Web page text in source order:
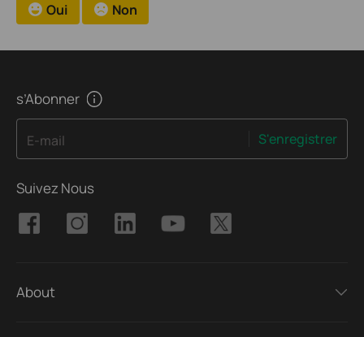
Oui Non
s’Abonner
E-mail S'enregistrer
Suivez Nous
About